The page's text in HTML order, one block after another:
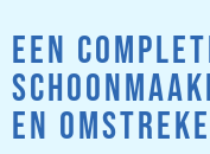
EEN
EN